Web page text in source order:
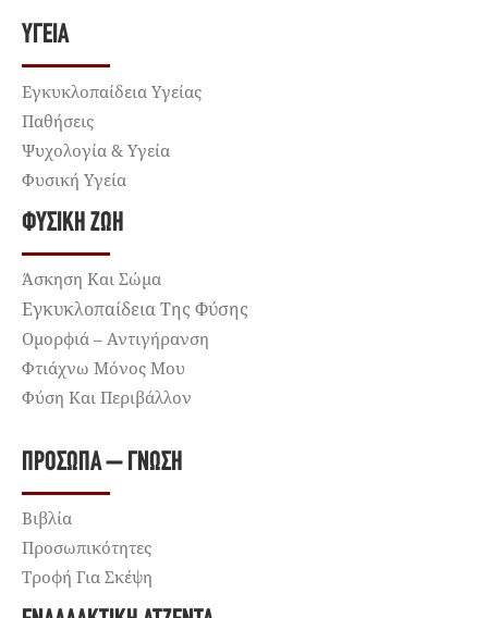
ΥΓΕΊΑ
Εγκυκλοπαίδεια Υγείας
Παθήσεις
Ψυχολογία & Υγεία
Φυσική Υγεία
ΦΥΣΙΚΉ ΖΩΉ
Άσκηση Και Σώμα
Εγκυκλοπαίδεια Της Φύσης
Ομορφιά – Αντιγήρανση
Φτιάχνω Μόνος Μου
Φύση Και Περιβάλλον
ΠΡΌΣΩΠΑ – ΓΝΏΣΗ
Βιβλία
Προσωπικότητες
Τροφή Για Σκέψη